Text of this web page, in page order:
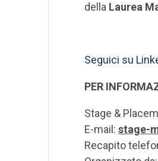
della Laurea
Seguici su
PER
Stage &
E-mail: stage-
Recapito